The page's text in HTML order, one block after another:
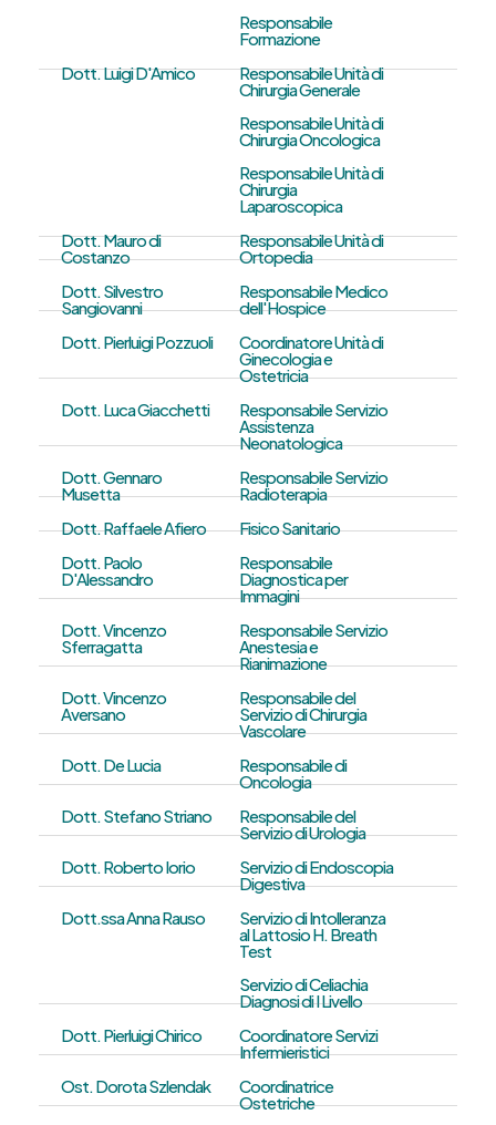
Responsabile
Formazione
Dott. Luigi D'Amico
Responsabile Unità di
Chirurgia Generale
Responsabile Unità di
Chirurgia Oncologica
Responsabile Unità di
Chirurgia
Laparoscopica
Dott. Mauro di
Costanzo
Responsabile Unità di
Ortopedia
Dott. Silvestro
Sangiovanni
Responsabile Medico
dell'Hospice
Dott. Pierluigi Pozzuoli
Coordinatore Unità di
Ginecologia e
Ostetricia
Dott. Luca Giacchetti
Responsabile Servizio
Assistenza
Neonatologica
Dott. Gennaro
Musetta
Responsabile Servizio
Radioterapia
Dott. Raffaele Afiero
Fisico Sanitario
Dott. Paolo
D'Alessandro
Responsabile
Diagnostica per
Immagini
Dott. Vincenzo
Sferragatta
Responsabile Servizio
Anestesia e
Rianimazione
Dott. Vincenzo
Aversano
Responsabile del
Servizio di Chirurgia
Vascolare
Dott. De Lucia
Responsabile di
Oncologia
Dott. Stefano Striano
Responsabile del
Servizio di Urologia
Dott. Roberto Iorio
Servizio di Endoscopia
Digestiva
Dott.ssa Anna Rauso
Servizio di Intolleranza
al Lattosio H. Breath
Test
Servizio di Celiachia
Diagnosi di I Livello
Dott. Pierluigi Chirico
Coordinatore Servizi
Infermieristici
Ost. Dorota Szlendak
Coordinatrice
Ostetriche